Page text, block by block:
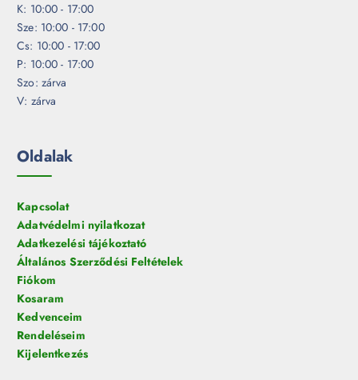
K: 10:00 - 17:00
Sze: 10:00 - 17:00
Cs: 10:00 - 17:00
P: 10:00 - 17:00
Szo: zárva
V: zárva
Oldalak
Kapcsolat
Adatvédelmi nyilatkozat
Adatkezelési tájékoztató
Általános Szerződési Feltételek
Fiókom
Kosaram
Kedvenceim
Rendeléseim
Kijelentkezés